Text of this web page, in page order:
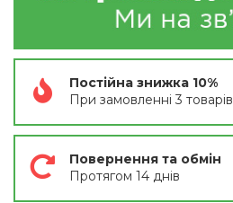
Постійна знижка 10%
При замовленні 3 товарів
Повернення та обмін
Протягом 14 днів